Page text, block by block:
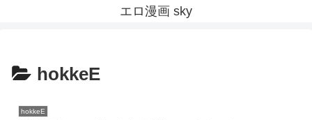
エロ漫画 sky
hokkeE
hokkeE